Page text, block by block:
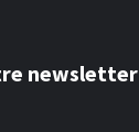
newsletter